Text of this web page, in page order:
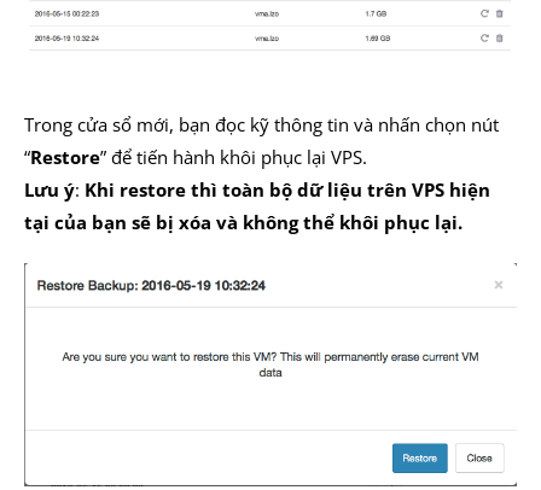
Trong cửa sổ mới, bạn đọc kỹ thông tin và nhấn chọn nút
“Restore” để tiến hành khôi phục lại VPS.
Lưu ý: Khi restore thì toàn bộ dữ liệu trên VPS hiện
tại của bạn sẽ bị xóa và không thể khôi phục lại.